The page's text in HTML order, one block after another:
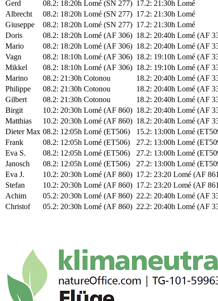
Gerd
08.2: 18:20h Lomé (SN 277) 17.2: 21:30h Lomé
Albrecht
08.2: 18:20h Lomé (SN 277) 17.2: 21:30h Lomé
Giuseppe
08.2: 18:20h Lomé (SN 277) 17.2: 21:30h Lomé
Doris
08.2: 18:20h Lomé (AF 306) 18.2: 20:40h Lomé (AF
Mario
08.2: 18:20h Lomé (AF 306) 18.2: 20:40h Lomé (AF
Vagn
08.2: 18:10h Lomé (AF 306) 18.2: 19:10h Lomé (AF
Mikkel
08.2: 18:10h Lomé (AF 306) 18.2: 19:10h Lomé (AF
Marino
08.2: 21:30h Cotonou
18.2: 20:40h Lomé (AF
Philippe
08.2: 21:30h Cotonou
18.2: 20:40h Lomé (AF
Gilbert
08.2: 21:30h Cotonou
18.2: 20:40h Lomé (AF
Birgit
10.2: 20:30h Lomé (AF 860) 18.2: 20:40h Lomé (AF
Matthias
10.2: 20:30h Lomé (AF 860) 18.2: 20:40h Lomé (AF
Dieter Max 08.2: 12:05h Lomé (ET506)
15.2: 13:00h Lomé
Frank
08.2: 12:05h Lomé (ET506)
27.2: 13:00h Lomé
Eva S.
08.2: 12:05h Lomé (ET506)
27.2: 13:00h Lomé
Janosch
08.2: 12:05h Lomé (ET506)
27.2: 13:00h Lomé
Eva J.
10.2: 20:30h Lomé (AF 860) 17.2: 23:20 Lomé (AF
Stefan
10.2: 20:30h Lomé (AF 860) 17.2: 23:20 Lomé (AF
Achim
05.2: 20:30h Lomé (AF 860) 22.2: 20:40h Lomé (AF
Christof
05.2: 20:30h Lomé (AF 860) 22.2: 20:40h Lomé (AF